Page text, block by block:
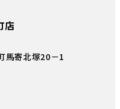
店
馬寄北塚20－1